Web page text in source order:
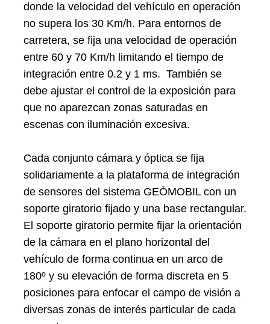
donde la velocidad del vehículo en operación
no supera los 30 Km/h. Para entornos de
carretera, se fija una velocidad de operación
entre 60 y 70 Km/h limitando el tiempo de
integración entre 0.2 y 1 ms. También se
debe ajustar el control de la exposición para
que no aparezcan zonas saturadas en
escenas con iluminación excesiva.
Cada conjunto cámara y óptica se fija
solidariamente a la plataforma de integración
de sensores del sistema GEÒMOBIL con un
soporte giratorio fijado y una base rectangular.
El soporte giratorio permite fijar la orientación
de la cámara en el plano horizontal del
vehículo de forma continua en un arco de
180º y su elevación de forma discreta en 5
posiciones para enfocar el campo de visión a
diversas zonas de interés particular de cada
for: